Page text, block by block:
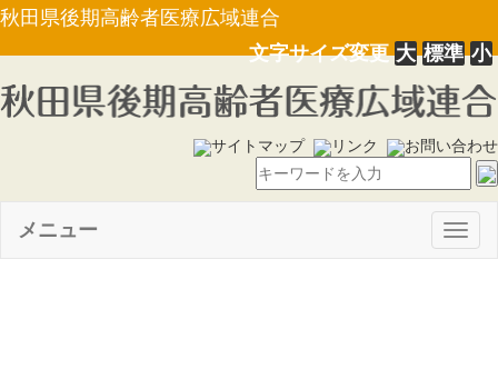
秋田県後期高齢者医療広域連合
文字サイズ変更大 標準 小
サイトマップ リンク お問い合わせ
メニュー